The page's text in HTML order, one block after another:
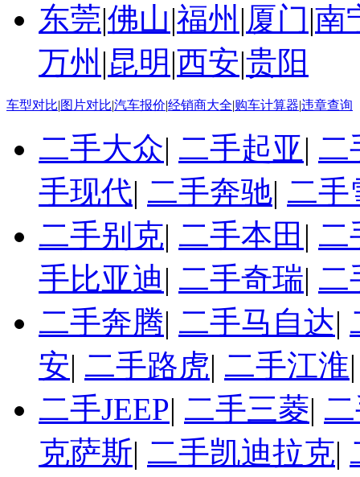
东莞|佛山|福州 |厦门|南
万州 |昆明 |西安|贵阳
车型对比|图片对比|汽车报价|经销商大全|购车计算器|违章查询
二手大众| 二手起亚| 二
手现代| 二手奔驰| 二手
二手别克| 二手本田 | 二
手比亚迪| 二手奇瑞| 二
二手奔腾| 二手马自达|
安| 二手路虎| 二手江淮
二手JEEP| 二手三菱|
克萨斯| 二手凯迪拉克|